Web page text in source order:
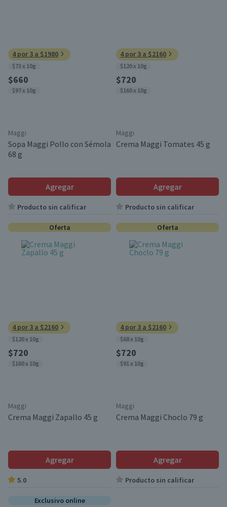
4 por 3 a $1980
$73 x 10g
$660
$97 x 10g
Maggi
Sopa Maggi Pollo con Sémola
68 g
Agregar
Producto sin calificar
4 por 3 a $2160
$120 x 10g
$720
$160 x 10g
Maggi
Crema Maggi Tomates 45 g
Agregar
Producto sin calificar
Oferta
4 por 3 a $2160
$120 x 10g
$720
$160 x 10g
Maggi
Crema Maggi Zapallo 45 g
Agregar
5.0
Oferta
4 por 3 a $2160
$68 x 10g
$720
$91 x 10g
Maggi
Crema Maggi Choclo 79 g
Agregar
Producto sin calificar
Exclusivo online